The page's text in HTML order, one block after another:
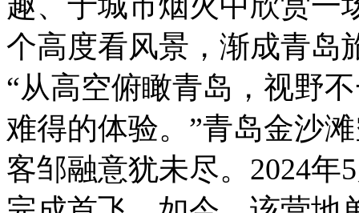
个高度看风景，渐成青岛
“从高空俯瞰青岛，视野
难得的体验。”青岛金沙
客邹融意犹未尽。2024